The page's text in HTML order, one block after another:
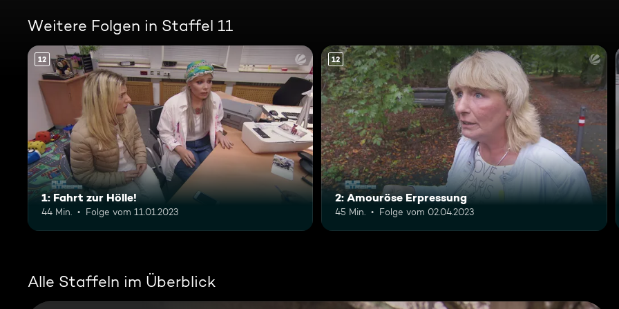
Weitere Folgen in Staffel 11
12
1: Fahrt zur Hölle!
44 Min. Folge vom 11.01.2023
12
2: Amouröse Erpressung
45 Min. Folge vom 02.04.2023
Alle Staffeln im Überblick